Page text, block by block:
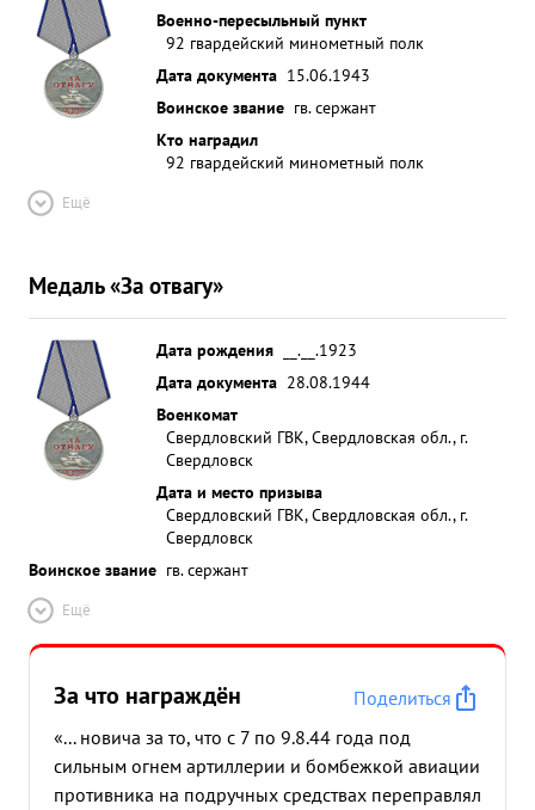
Военно-пересыльный пункт
92 гвардейский минометный полк
Дата документа 15.06.1943
Воинское звание гв. сержант
Кто наградил
92 гвардейский минометный полк
Ещё
Медаль «За отвагу»
Дата рождения
__.__.1923
Дата документа 28.08.1944
Военкомат
Свердловский ГВК, Свердловская обл., г.
Свердловск
Дата и место призыва
Свердловский ГВК, Свердловская обл., г.
Свердловск
Воинское звание гв. сержант
Ещё
За что награждён
Поделиться
«... новича за то, что с 7 по 9.8.44 года под
сильным огнем артиллерии и бомбежкой авиации
противника на подручных средствах переправлял